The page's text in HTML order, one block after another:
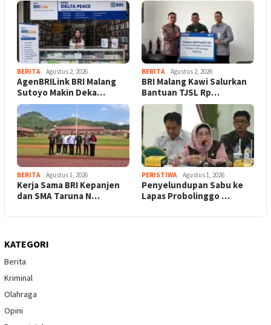
BERITA Agustus 2, 2026
AgenBRILink BRI Malang
Sutoyo Makin Deka…
BERITA Agustus 2, 2026
BRI Malang Kawi Salurkan
Bantuan TJSL Rp…
BERITA Agustus 1, 2026
Kerja Sama BRI Kepanjen
dan SMA Taruna N…
PERISTIWA Agustus 1, 2026
Penyelundupan Sabu ke
Lapas Probolinggo …
KATEGORI
Berita
Kriminal
Olahraga
Opini